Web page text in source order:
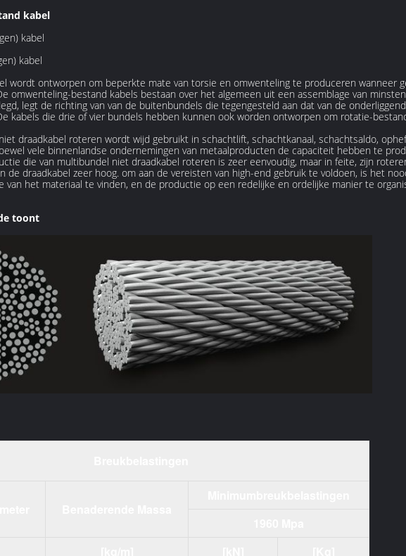
kabel
kabel
kabel
wordt ontworpen om beperkte mate van torsie en omwenteling te produceren wanneer
omwenteling-bestand kabels bestaan over het algemeen uit een assemblage van
legt de richting van van de buitenbundels die tegengesteld aan dat van de
kabels die drie of vier bundels hebben kunnen ook worden ontworpen om rotatie-
draadkabel roteren wordt wijd gebruikt in schachtlift, schachtkanaal, schachtsaldo,
vele binnenlandse ondernemingen van metaalproducten de capaciteit hebben te
die van multibundel niet draadkabel roteren is zeer eenvoudig, maar in feite, zijn
de draadkabel zeer hoog. om aan de vereisten van high-end gebruik te voldoen, is het
van het materiaal te vinden, en de productie op een redelijke en ordelijke manier te
toont